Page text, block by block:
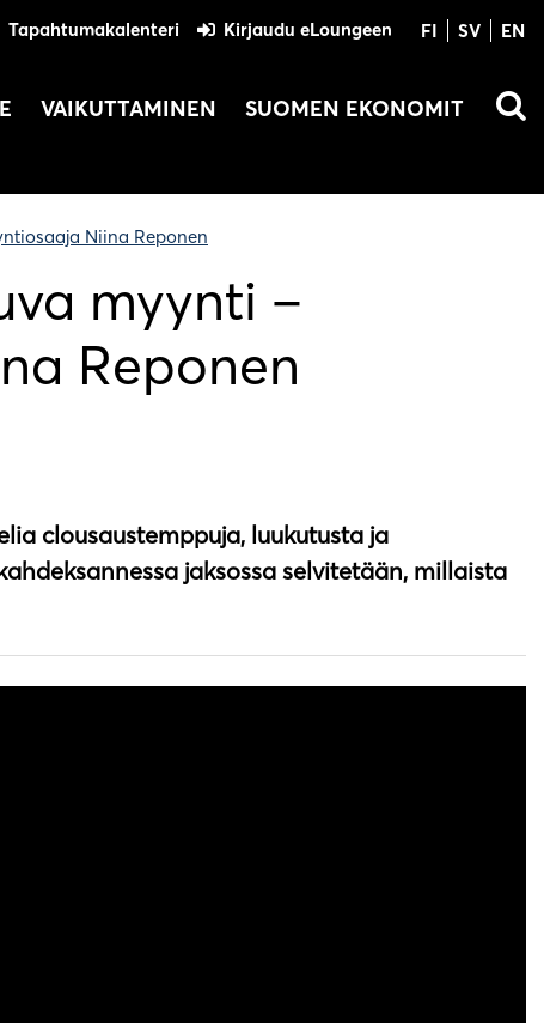
Tapahtumakalenteri Kirjaudu eLoungeen FI SV EN
VAIKUTTAMINEN SUOMEN EKONOMIT
Niina Reponen
myynti –
Reponen
clousaustemppuja, luukutusta ja
jaksossa selvitetään, millaista